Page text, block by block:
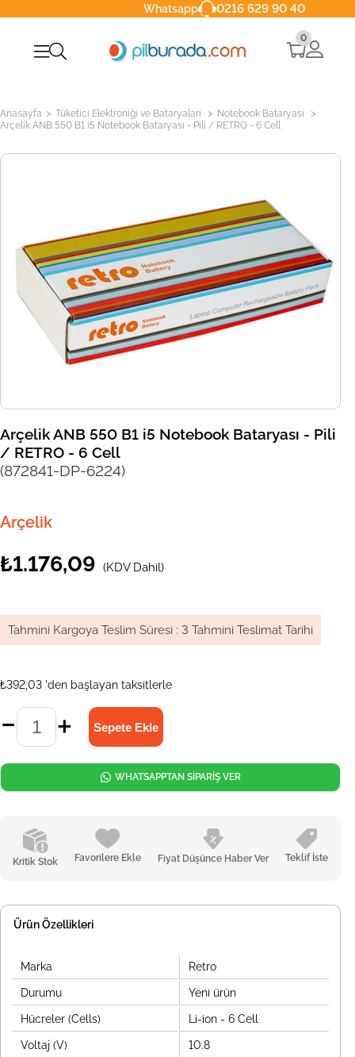
Whatsapp 0216 629 90 40
0
Anasayfa > Tüketici Elektroniği ve Bataryaları > Notebook Bataryası >
Arçelik ANB 550 B1 i5 Notebook Bataryası - Pili / RETRO - 6 Cell
Arçelik ANB 550 B1 i5 Notebook Bataryası - Pili
/ RETRO - 6 Cell
(872841-DP-6224)
Arçelik
₺1.176,09 (KDV Dahil)
Tahmini Kargoya Teslim Süresi : 3 Tahmini Teslimat Tarihi
₺392,03 'den başlayan taksitlerle
Kritik Stok Favorilere Ekle Fiyat Düşünce Haber Ver Teklif İste
WHATSAPPTAN SİPARİŞ VER
Ürün Özellikleri
Marka Retro
Durumu Yeni ürün
Hücreler (Cells) Li-ion - 6 Cell
Voltaj (V) 10.8